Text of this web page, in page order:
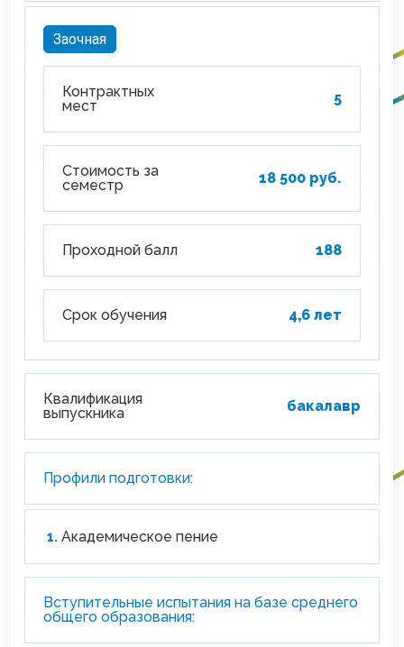
Заочная
Контрактных
мест
5
Стоимость за
семестр
18 500 руб.
Проходной балл 188
Срок обучения 4,6 лет
Квалификация
выпускника
бакалавр
Профили подготовки:
Академическое пение
Вступительные испытания на базе среднего
общего образования: